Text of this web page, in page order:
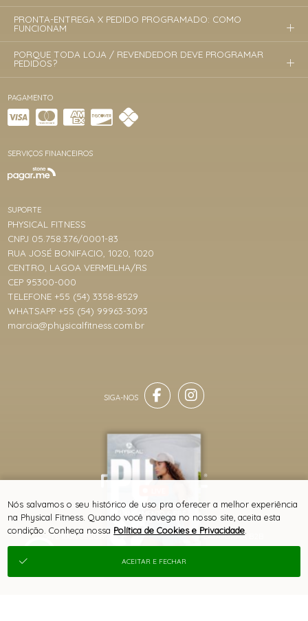
PAGAMENTO
SERVIÇOS FINANCEIROS
SITE 100% SEGURO PLATAFORMA B2B
SUPORTE
PHYSICAL FITNESS
CNPJ 05.758.376/0001-83
RUA JOSÉ BONIFACIO, 1020, 1020
CENTRO, LAGOA VERMELHA/RS
CEP 95300-000
TELEFONE +55 (54) 3358-8529
WHATSAPP +55 (54) 99963-3093
marcia@physicalfitness.com.br
PRONTA-ENTREGA X PEDIDO PROGRAMADO: COMO
FUNCIONAM
PORQUE TODA LOJA / REVENDEDOR DEVE PROGRAMAR
PEDIDOS?
® TODOS DIREITOS RESERVADOS
COLEÇÃO PULSE -
LANÇAMENTO & PRÉ-
VENDA
Nós salvamos o seu histórico de uso pra oferecer a melhor experiência
na Physical Fitness. Quando você navega no nosso site, aceita esta
condição. Conheça nossa Política de Cookies e Privacidade
ACEITAR E FECHAR